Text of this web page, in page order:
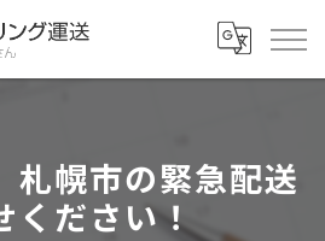
札幌市の緊急配送
ください！